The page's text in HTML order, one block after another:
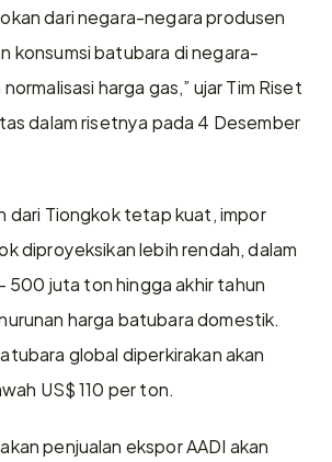
dari negara-negara produsen
konsumsi batubara di negara-
harga gas,” ujar Tim Riset
dalam risetnya pada 4 Desember
dari Tiongkok tetap kuat, impor
diproyeksikan lebih rendah, dalam
500 juta ton hingga akhir tahun
harga batubara domestik.
global diperkirakan akan
US$ 110 per ton.
penjualan ekspor AADI akan